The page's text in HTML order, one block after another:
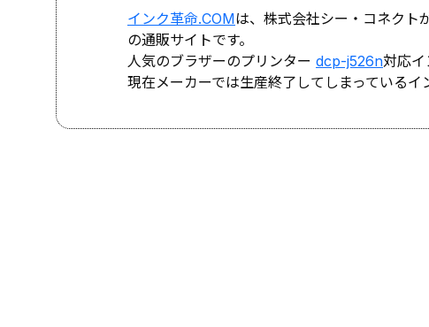
インク革命.COMは、株式会社シー・コネクト
の通販サイトです。
人気のブラザーのプリンター dcp-j526n対応イ
現在メーカーでは生産終了してしまっているイ